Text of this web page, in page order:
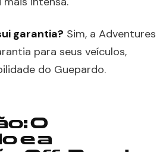
garantia? Sim, a Adventures
para seus veículos,
do Guepardo.
O
e a